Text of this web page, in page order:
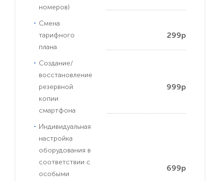
номеров)
Смена
тарифного
плана
299р
Создание/
восстановление
резервной
копии
смартфона
999р
Индивидуальная
настройка
оборудования в
соответствии с
особыми
699р